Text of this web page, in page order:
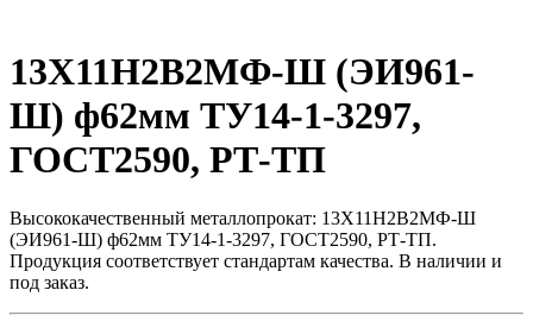
13Х11Н2В2МФ-Ш (ЭИ961-
Ш) ф62мм ТУ14-1-3297,
ГОСТ2590, РТ-ТП
Высококачественный металлопрокат: 13Х11Н2В2МФ-Ш
(ЭИ961-Ш) ф62мм ТУ14-1-3297, ГОСТ2590, РТ-ТП.
Продукция соответствует стандартам качества. В наличии и
под заказ.